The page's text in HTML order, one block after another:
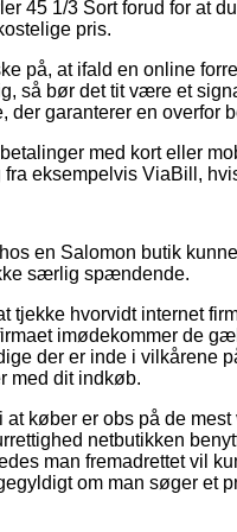
45 1/3 Sort forud for at
pris.
på, at ifald en online
så bør det tit være et
der garanterer en overfor
med kort eller
eksempelvis ViaBill,
en Salomon butik
særlig spændende.
tjekke hvorvidt internet
imødekommer de
der er inde i vilkårene
med dit indkøb.
at køber er obs på de
netbutikken
man fremadrettet vil
om man søger et